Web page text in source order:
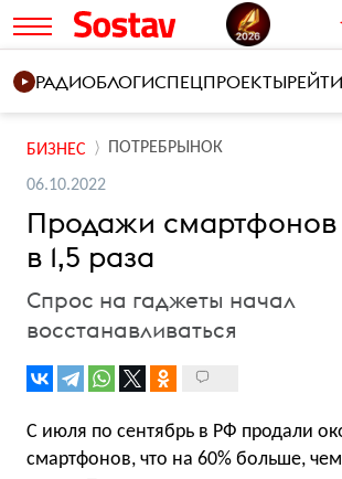
РАДИОБЛОГИСПЕЦПРОЕКТЫ
БИЗНЕС ПОТРЕБРЫНОК
06.10.2022
Продажи смартфонов
в 1,5 раза
Спрос на гаджеты начал
восстанавливаться
С июля по сентябрь в РФ продали
смартфонов, что на 60% больше,